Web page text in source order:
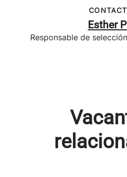
Esther
Responsable de